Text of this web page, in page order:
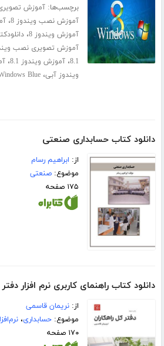
برچسب‌ها:آموزش تصویری
آموزش نصب ویندوز 8 ،
آموزش ویندوز 8 ،
آموزش تصویری نصب
8.1،آموزش ویندوز 8.1 ،
ویندوز آبی،Blue
دانلود کتاب حسابداری صنعتی
از: ابراهیم رسام
موضوع:صنعتی
۱۷۵ صفحه
دانلود کتاب راهنمای کاربری نرم افزار
از:نریمان قاسمی
موضوع:حسابداری،
۱۷۰ صفحه